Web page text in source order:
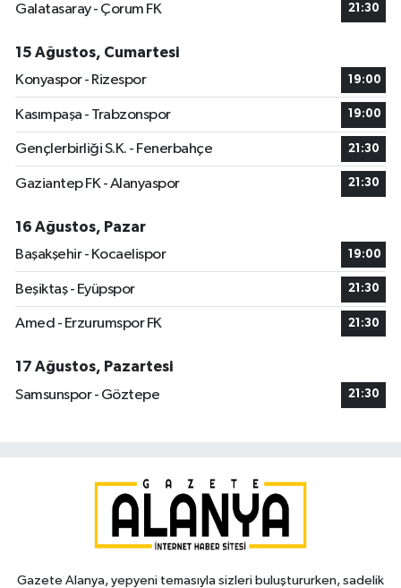
Galatasaray - Çorum FK
21:30
15 Ağustos, Cumartesi
Konyaspor - Rizespor
19:00
Kasımpaşa - Trabzonspor 19:00
Gençlerbirliği S.K. - Fenerbahçe 21:30
Gaziantep FK - Alanyaspor 21:30
16 Ağustos, Pazar
Başakşehir - Kocaelispor
19:00
Beşiktaş - Eyüpspor 21:30
Amed - Erzurumspor FK 21:30
17 Ağustos, Pazartesi
Samsunspor - Göztepe
21:30
Gazete Alanya, yepyeni temasıyla sizleri buluştururken, sadelik